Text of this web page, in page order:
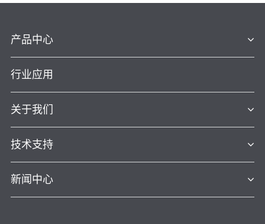
产品中心
行业应用
关于我们
技术支持
新闻中心